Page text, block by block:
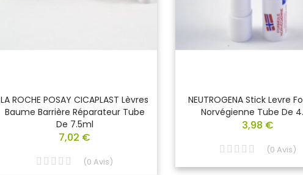
LA ROCHE POSAY CICAPLAST Lèvres
Baume Barrière Réparateur Tube
De 7.5ml
7,02 €
(0 Avis)
NEUTROGENA Stick Levre
Norvégienne Tube De
3,98 €
(0 Avis)